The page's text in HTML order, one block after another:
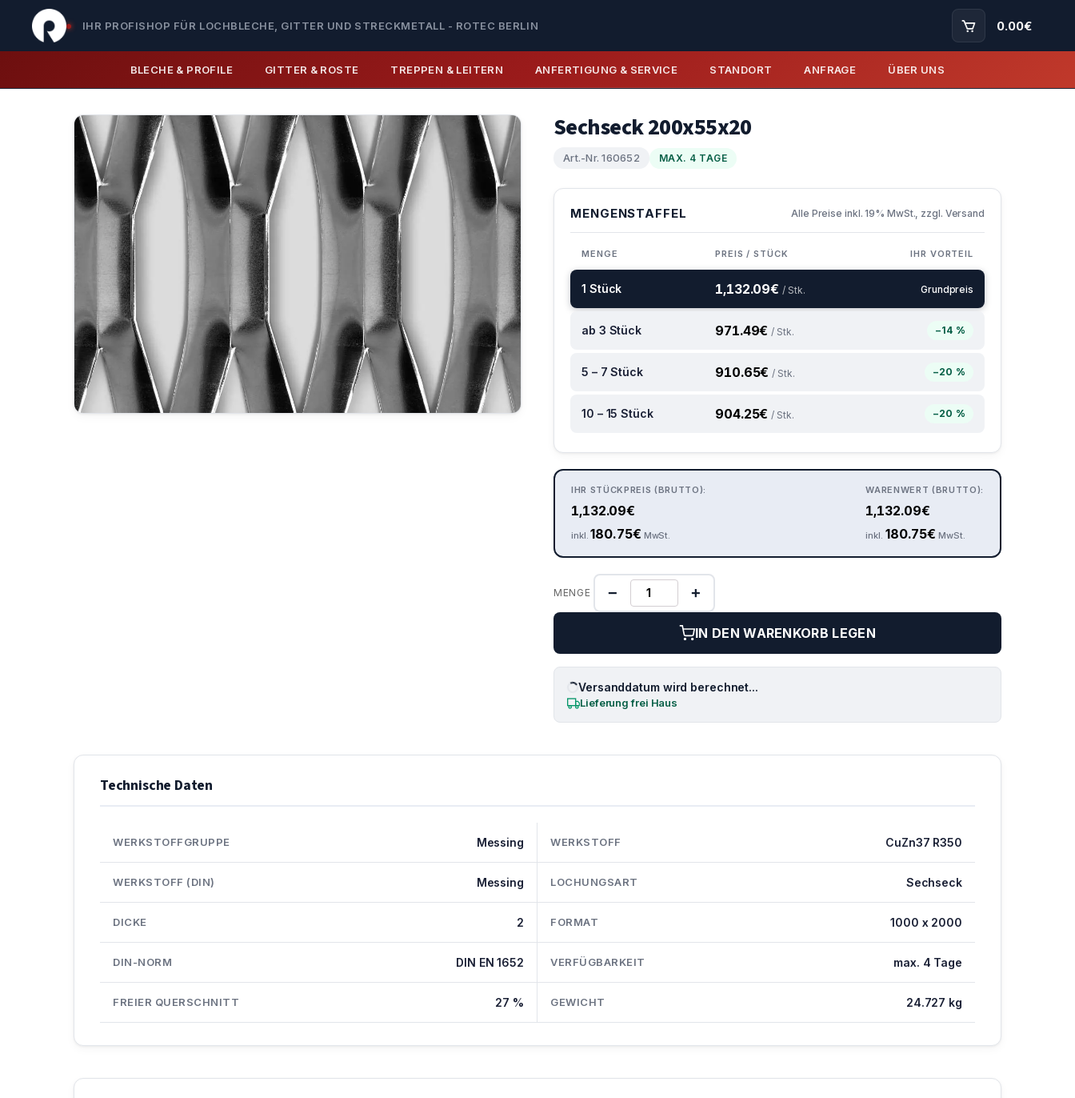
IHR PROFISHOP FÜR LOCHBLECHE, GITTER UND STRECKMETALL - ROTEC BERLIN 0.00€
BLECHE & PROFILE GITTER & ROSTE TREPPEN & LEITERN ANFERTIGUNG & SERVICE STANDORT ANFRAGE ÜBER UNS
Sechseck 200x55x20
Art.-Nr. 160652 MAX. 4 TAGE
MENGENSTAFFEL Alle Preise inkl. 19% MwSt., zzgl. Versand
MENGE PREIS / STÜCK IHR VORTEIL
1 Stück 1,132.09€ / Stk. Grundpreis
ab 3 Stück 971.49€ / Stk. −14 %
5 – 7 Stück 910.65€ / Stk. −20 %
10 – 15 Stück 904.25€ / Stk. −20 %
IHR STÜCKPREIS (BRUTTO):
1,132.09€
inkl.180.75€ MwSt.
WARENWERT (BRUTTO):
1,132.09€
inkl. 180.75€ MwSt.
MENGE − +
IN DEN WARENKORB LEGEN
Versanddatum wird berechnet...
Lieferung frei Haus
Technische Daten
WERKSTOFFGRUPPE Messing WERKSTOFF CuZn37 R350
WERKSTOFF (DIN) Messing LOCHUNGSART Sechseck
DICKE 2 FORMAT 1000 x 2000
DIN-NORM DIN EN 1652 VERFÜGBARKEIT max. 4 Tage
FREIER QUERSCHNITT 27 % GEWICHT 24.727 kg